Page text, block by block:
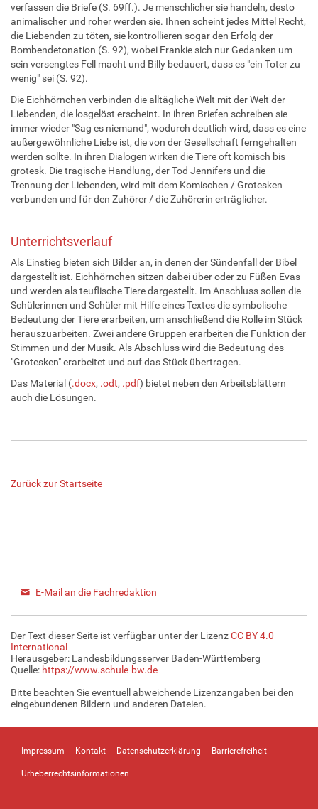
verfassen die Briefe (S. 69ff.). Je menschlicher sie handeln, desto
animalischer und roher werden sie. Ihnen scheint jedes Mittel Recht,
die Liebenden zu töten, sie kontrollieren sogar den Erfolg der
Bombendetonation (S. 92), wobei Frankie sich nur Gedanken um
sein versengtes Fell macht und Billy bedauert, dass es "ein Toter zu
wenig" sei (S. 92).
Die Eichhörnchen verbinden die alltägliche Welt mit der Welt der
Liebenden, die losgelöst erscheint. In ihren Briefen schreiben sie
immer wieder "Sag es niemand", wodurch deutlich wird, dass es eine
außergewöhnliche Liebe ist, die von der Gesellschaft ferngehalten
werden sollte. In ihren Dialogen wirken die Tiere oft komisch bis
grotesk. Die tragische Handlung, der Tod Jennifers und die
Trennung der Liebenden, wird mit dem Komischen / Grotesken
verbunden und für den Zuhörer / die Zuhörerin erträglicher.
Unterrichtsverlauf
Als Einstieg bieten sich Bilder an, in denen der Sündenfall der Bibel
dargestellt ist. Eichhörnchen sitzen dabei über oder zu Füßen Evas
und werden als teuflische Tiere dargestellt. Im Anschluss sollen die
Schülerinnen und Schüler mit Hilfe eines Textes die symbolische
Bedeutung der Tiere erarbeiten, um anschließend die Rolle im Stück
herauszuarbeiten. Zwei andere Gruppen erarbeiten die Funktion der
Stimmen und der Musik. Als Abschluss wird die Bedeutung des
"Grotesken" erarbeitet und auf das Stück übertragen.
Das Material (.docx, .odt, .pdf) bietet neben den Arbeitsblättern
auch die Lösungen.
Zurück zur Startseite
E-Mail an die Fachredaktion
Der Text dieser Seite ist verfügbar unter der LizenzCC BY 4.0
International
Herausgeber: Landesbildungsserver Baden-Württemberg
Quelle: https://www.schule-bw.de
Bitte beachten Sie eventuell abweichende Lizenzangaben bei den
eingebundenen Bildern und anderen Dateien.
Impressum Kontakt Datenschutzerklärung Barrierefreiheit
Urheberrechtsinformationen